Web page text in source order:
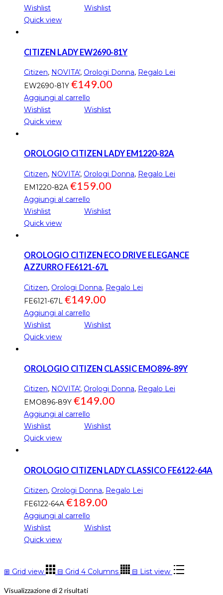
Wishlist
Wishlist
Quick view
CITIZEN LADY EW2690-81Y
Citizen, NOVITA', Orologi Donna, Regalo Lei
EW2690-81Y €149.00
Aggiungi al carrello
Wishlist
Wishlist
Quick view
OROLOGIO CITIZEN LADY EM1220-82A
Citizen, NOVITA', Orologi Donna, Regalo Lei
EM1220-82A €159.00
Aggiungi al carrello
Wishlist
Wishlist
Quick view
OROLOGIO CITIZEN ECO DRIVE ELEGANCE
AZZURRO FE6121-67L
Citizen, Orologi Donna, Regalo Lei
FE6121-67L €149.00
Aggiungi al carrello
Wishlist
Wishlist
Quick view
OROLOGIO CITIZEN CLASSIC EMO896-89Y
Citizen, NOVITA', Orologi Donna, Regalo Lei
EMO896-89Y €149.00
Aggiungi al carrello
Wishlist
Wishlist
Quick view
OROLOGIO CITIZEN LADY CLASSICO FE6122-64A
Citizen, Orologi Donna, Regalo Lei
FE6122-64A €189.00
Aggiungi al carrello
Wishlist
Wishlist
Quick view
⊞ Grid view ⊟ Grid 4 Columns ⊟ List view
Visualizzazione di 2 risultati